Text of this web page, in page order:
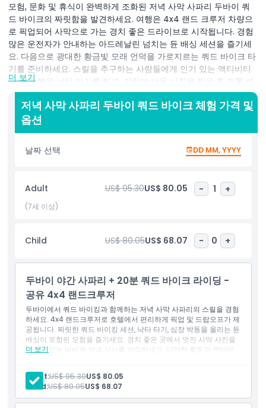
모험, 문화 및 휴식이 완벽하게 조화된 저녁 사막 사파리 두바이 쿼
드 바이크의 짜릿함을 발견하세요. 여행은 4x4 랜드 크루저 차량으
로 픽업되어 사막으로 가는 경치 좋은 드라이브로 시작됩니다. 경험
많은 운전자가 안내하는 아드레날린 넘치는 듄 배싱 세션을 즐기세
요. 다음으로 광대한 황금빛 모래 언덕을 가로지르는 쿼드 바이크 타
기를 준비하세요. 스릴을 추구하는 사람들에게 인기 있는 액티비티
입니다. 짧은 낙타 타기를 하고, 기억에 남을 사진을 찍은 후 전통 베
두인 스타일의 사막 캠프로 향합니다. 이곳에서는 아랍 커피, 대추야
자, 다과로 환영받습니다. 해가 지면 채식과 비채식 옵션이 포함된 맛
있는 바비큐 뷔페 디너를 즐기세요. 저녁 시간은 타누라 댄스, 벨리댄
스, 그리고 매혹적인 불 쇼 등 라이브 엔터테인먼트와 함께 계속됩니
다. 시샤 라운지에서 휴식을 취하거나 문화적 체험으로 헤나 페인팅
을 시도해 보세요. 가족, 커플, 단체 모두에게 이상적인 이 사막 사파
픽업 시간 하차 시간
적합하지 않은 대상
알아야 할 사항
취소 정책
더 보기
저녁 사막 사파리 두바이 쿼드 바이크 체험 가격 및
옵션
날짜 선택 DD MM, YYYY
Adult US$ 95.30US$ 80.05 - 1 +
(7세 이상)
Child US$ 80.05US$ 68.07 - 0 +
두바이 야간 사파리 + 20분 쿼드 바이크 라이딩 -
공유 4x4 랜드크루저
두바이에서 쿼드 바이킹과 함께하는 저녁 사막 사파리의 스릴을 경험
하세요. 4x4 랜드크루저로 호텔에서 편리하게 픽업 및 드랍오프가 제
공됩니다. 짜릿한 쿼드 바이킹 세션, 낙타 타기, 심장 박동을 올리는 듄
배싱이 포함된 모험을 즐기세요. 경치 좋은 곳에서 멋진 사막 사진을
찍고 맛있는 바비큐 저녁 식사를 만끽하세요. 다양한 활동과 엔터테
약속합니다.
더 보기
포함 사항
두바이 호텔 또는 숙소에서 4x4 랜드크루저로 픽업 및 하차
20분간 쿼드 바이크 체험 (1인용)
Adult:US$ 95.30US$ 80.05
Child:US$ 80.05US$ 68.07